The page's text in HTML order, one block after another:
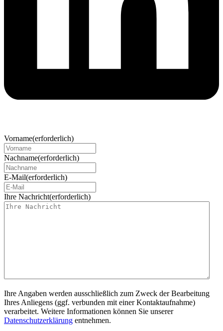
Vorname(erforderlich)
Nachname(erforderlich)
E-Mail(erforderlich)
Ihre Nachricht(erforderlich)
Ihre Angaben werden ausschließlich zum Zweck der Bearbeitung
Ihres Anliegens (ggf. verbunden mit einer Kontaktaufnahme)
verarbeitet. Weitere Informationen können Sie unserer
Datenschutzerklärung entnehmen.